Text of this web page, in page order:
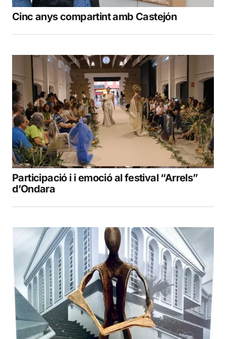
Cinc anys compartint amb Castejón
Participació i i emoció al festival “Arrels”
d’Ondara